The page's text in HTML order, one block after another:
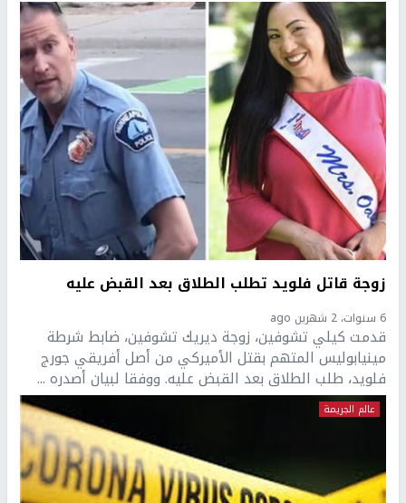
زوجة قاتل فلويد تطلب الطلاق بعد القبض عليه
6 سنوات، 2 شهرين ago
قدمت كيلي تشوفين، زوجة ديريك تشوفين، ضابط شرطة
مينيابوليس المتهم بقتل الأميركي من أصل أفريقي جورج
فلويد، طلب الطلاق بعد القبض عليه. ووفقا لبيان أصدره ...
عالم الجريمة